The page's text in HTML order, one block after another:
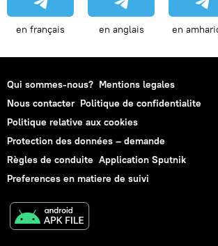
en français en anglais en
Qui sommes-nous? Mentions legales
Nous contacter Politique de confidentialite
Politique relative aux cookies
Protection des données – demande
Règles de conduite Application Sputnik
Preferences en matiere de suivi